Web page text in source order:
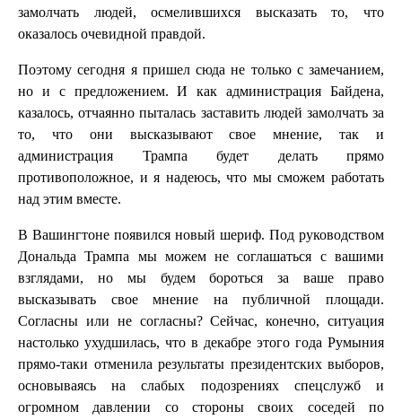
замолчать людей, осмелившихся высказать то, что
оказалось очевидной правдой.
Поэтому сегодня я пришел сюда не только с замечанием,
но и с предложением. И как администрация Байдена,
казалось, отчаянно пыталась заставить людей замолчать за
то, что они высказывают свое мнение, так и
администрация Трампа будет делать прямо
противоположное, и я надеюсь, что мы сможем работать
над этим вместе.
В Вашингтоне появился новый шериф. Под руководством
Дональда Трампа мы можем не соглашаться с вашими
взглядами, но мы будем бороться за ваше право
высказывать свое мнение на публичной площади.
Согласны или не согласны? Сейчас, конечно, ситуация
настолько ухудшилась, что в декабре этого года Румыния
прямо-таки отменила результаты президентских выборов,
основываясь на слабых подозрениях спецслужб и
огромном давлении со стороны своих соседей по